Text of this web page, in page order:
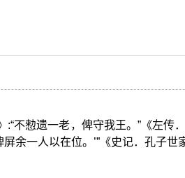
不愸遗一老，俾守我王。”《左传
余一人以在位。’”《史记．孔子世